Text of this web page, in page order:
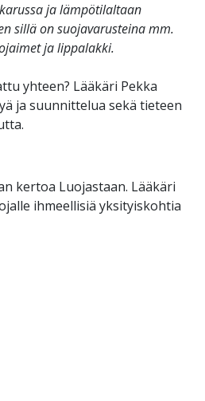
ja lämpötilaltaan
sillä on suojavarusteina mm.
ja lippalakki.
yhteen? Lääkäri Pekka
ja suunnittelua sekä tieteen
kertoa Luojastaan. Lääkäri
ihmeellisiä yksityiskohtia